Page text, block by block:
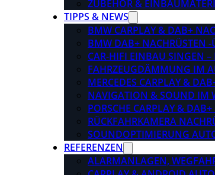
ZUBEHÖR &
TIPPS & NEWS
BMW CARPLAY & DAB+
BMW DAB+ NACHRÜSTEN -
CAR-HIFI EINBAU SINGEN –
FAHRZEUGDÄMMUNG IM
MERCEDES CARPLAY &
NAVIGATION & SOUND IM
PORSCHE CARPLAY &
RÜCKFAHRKAMERA
SOUNDOPTIMIERUNG
REFERENZEN
ALARMANLAGEN,